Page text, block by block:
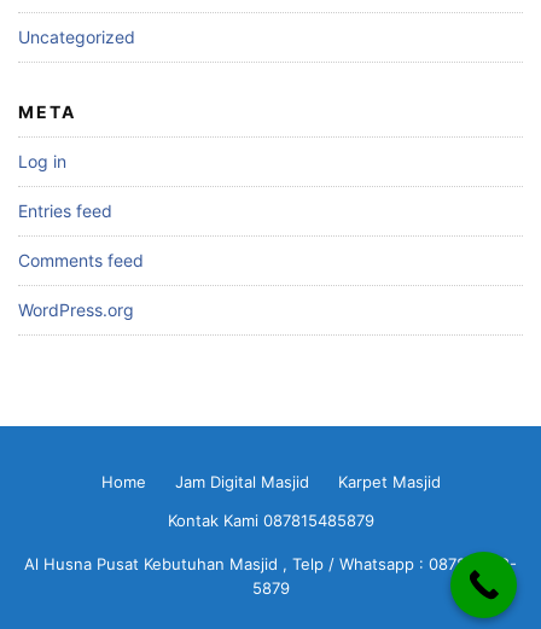
Uncategorized
META
Log in
Entries feed
Comments feed
WordPress.org
Home Jam Digital Masjid
Karpet Masjid
Kontak Kami 087815485879
Al Husna Pusat Kebutuhan Masjid , Telp / Whatsapp : 0878-1548-
5879